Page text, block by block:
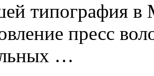
типография в
пресс
…